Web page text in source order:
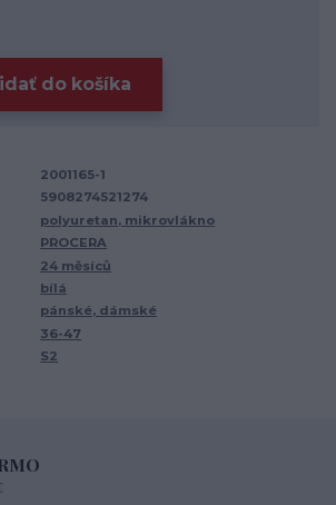
do košíka
2001165-1
5908274521274
polyuretan, mikrovlákno
PROCERA
24 měsíců
bílá
pánské, dámské
36-47
S2